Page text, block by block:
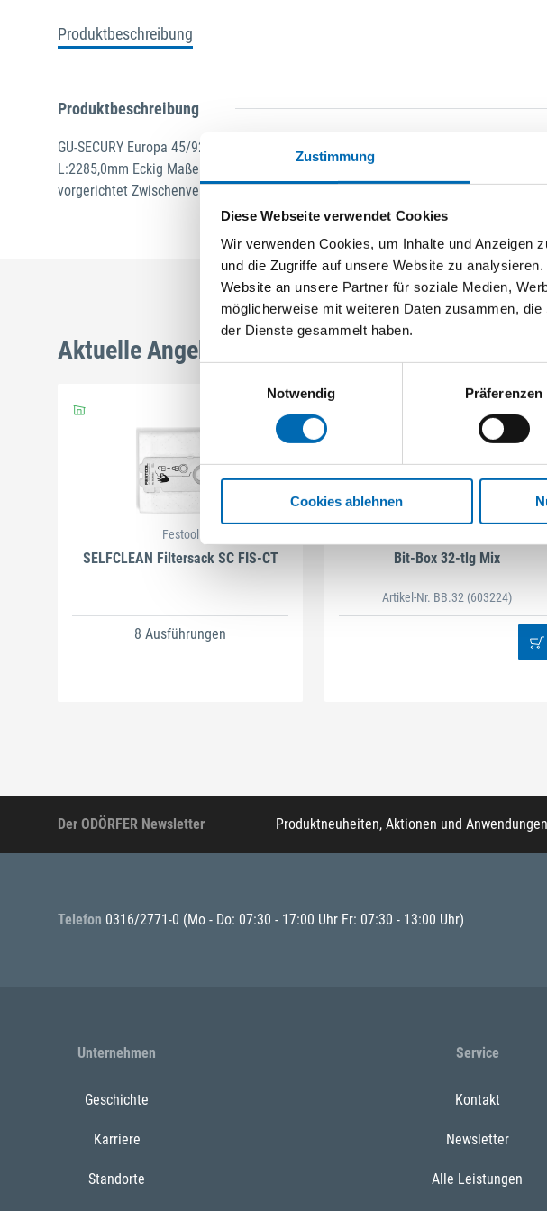
Zustimmung
Diese Webseite verwendet Cookies
Wir verwenden Cookies, um Inhalte und Anzeigen
und die Zugriffe auf unsere Website zu
Website an unsere Partner für soziale Medien,
möglicherweise mit weiteren Daten zusammen,
der Dienste gesammelt haben.
Notwendig
Präferenzen
Cookies ablehnen
Produktbeschreibung
Produktbeschreibung
GU-SECURY Europa 45/92 SZ-R/SZ-P Nuss: 8mm Kennkerbe: 1050mm Flachstulp
L:2285,0mm Eckig Maße: A1 267,5mm A2 737,5mm B1 402,5mm B2 872,5mm Für
vorgerichtet Zwischenverzahnung unten Verzahnung oben ferGUard*silber VE:
Aktuelle Angebote
Festool
SELFCLEAN Filtersack SC FIS-CT
8 Ausführungen
Bit-Box 32-tlg Mix
Artikel-Nr. BB.32 (603224)
Der ODÖRFER Newsletter Produktneuheiten, Aktionen und
Telefon 0316/2771-0 (Mo - Do: 07:30 - 17:00 Uhr Fr: 07:30 - 13:00 Uhr)
Unternehmen
Geschichte
Karriere
Standorte
Service
Kontakt
Newsletter
Alle Leistungen